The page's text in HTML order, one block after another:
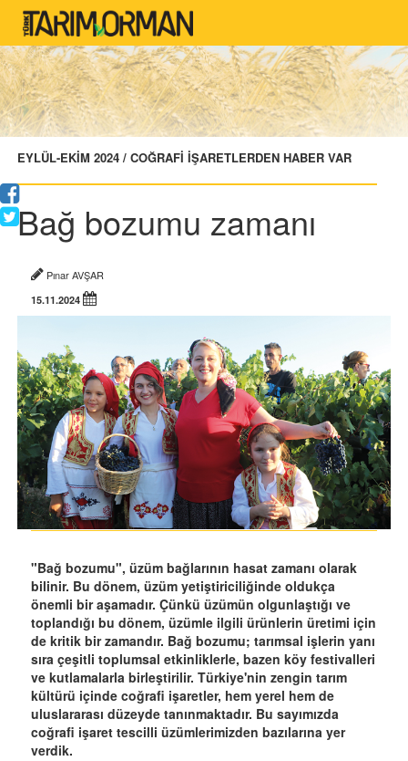
EYLÜL-EKİM 2024 / COĞRAFİ İŞARETLERDEN HABER VAR
Bağ bozumu zamanı
Pınar AVŞAR
15.11.2024
"Bağ bozumu", üzüm bağlarının hasat zamanı olarak
bilinir. Bu dönem, üzüm yetiştiriciliğinde oldukça
önemli bir aşamadır. Çünkü üzümün olgunlaştığı ve
toplandığı bu dönem, üzümle ilgili ürünlerin üretimi için
de kritik bir zamandır. Bağ bozumu; tarımsal işlerin yanı
sıra çeşitli toplumsal etkinliklerle, bazen köy festivalleri
ve kutlamalarla birleştirilir. Türkiye'nin zengin tarım
kültürü içinde coğrafi işaretler, hem yerel hem de
uluslararası düzeyde tanınmaktadır. Bu sayımızda
coğrafi işaret tescilli üzümlerimizden bazılarına yer
verdik.